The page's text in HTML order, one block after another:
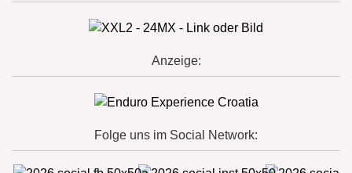
Anzeige:
Folge uns im Social Network: